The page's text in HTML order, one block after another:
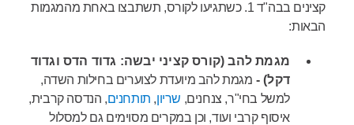
קצינים בבה"ד 1. כשתגיעו לקורס, תשתבצו באחת מהמגמות
הבאות:
מגמת להב (קורס קציני יבשה: גדוד הדס וגדוד
דקל) - מגמת להב מיועדת לצוערים בחילות השדה,
למשל בחי"ר, צנחנים, שריון, תותחנים, הנדסה קרבית,
איסוף קרבי ועוד, וכן במקרים מסוימים גם למסלול